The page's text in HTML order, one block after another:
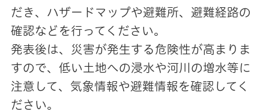
だき、ハザードマップや避難所、避難経路の
確認などを行ってください。
発表後は、災害が発生する危険性が高まりま
すので、低い土地への浸水や河川の増水等に
注意して、気象情報や避難情報を確認してく
ださい。